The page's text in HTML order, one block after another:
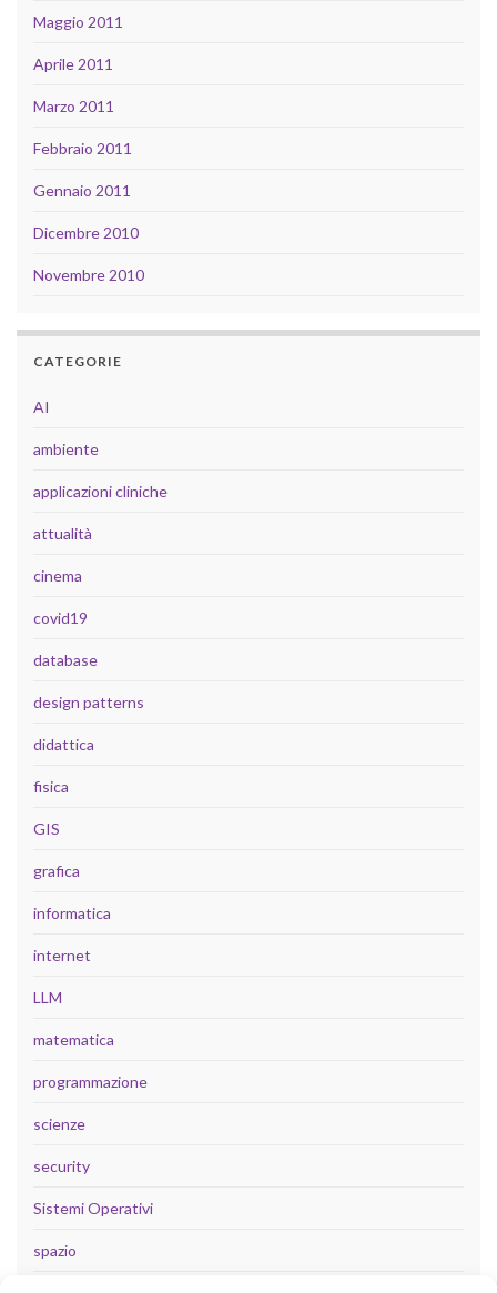
Maggio 2011
Aprile 2011
Marzo 2011
Febbraio 2011
Gennaio 2011
Dicembre 2010
Novembre 2010
CATEGORIE
AI
ambiente
applicazioni cliniche
attualità
cinema
covid19
database
design patterns
didattica
fisica
GIS
grafica
informatica
internet
LLM
matematica
programmazione
scienze
security
Sistemi Operativi
spazio